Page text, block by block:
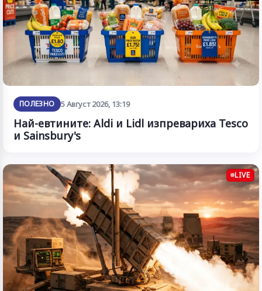
ПОЛЕЗНО 5 Август 2026, 13:19
Най-евтините: Aldi и Lidl изпревариха Tesco
и Sainsbury's
LIVE